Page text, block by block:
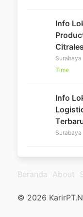
Info
Surabaya
Time
Info
Surabaya
Beranda About
© 2026